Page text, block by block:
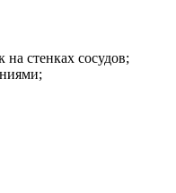
стенках сосудов;